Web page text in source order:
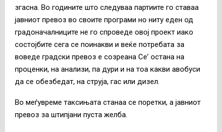
згасна. Во годините што следуваа партиите го ставаа
јавниот превоз во своите програми но ниту еден од
градоначалниците не го спроведе овој проект иако
состојбите сега се поинакви и веќе потребата за
воведе градски превоз е созреана Се’ остана на
проценки, на анализи, па дури и на тоа какви авобуси
да се обезбедат, на струја, гас или дизел.
Во меѓувреме таксињата станаа се поретки, а јавниот
превоз за штипјани пуста желба.